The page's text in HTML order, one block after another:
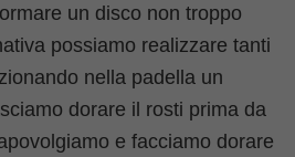
un disco non troppo
possiamo realizzare tanti
nella padella un
dorare il rosti prima da
e facciamo dorare